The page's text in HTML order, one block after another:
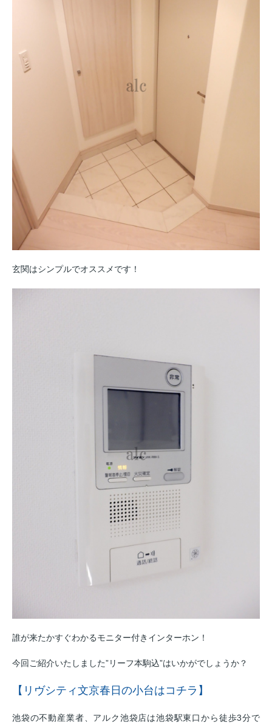
玄関はシンプルでオススメです！
誰が来たかすぐわかるモニター付きインターホン！
今回ご紹介いたしました”リーフ本駒込”はいかがでしょうか？
【リヴシティ文京春日の小台はコチラ】
池袋の不動産業者、アルク池袋店は池袋駅東口から徒歩3分で